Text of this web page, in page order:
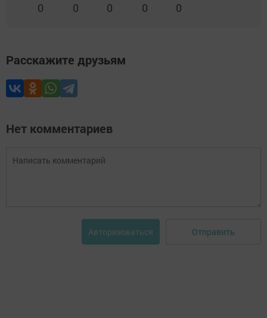
0 0 0 0 0
Расскажите друзьям
Нет комментариев
Авторизоваться Отправить